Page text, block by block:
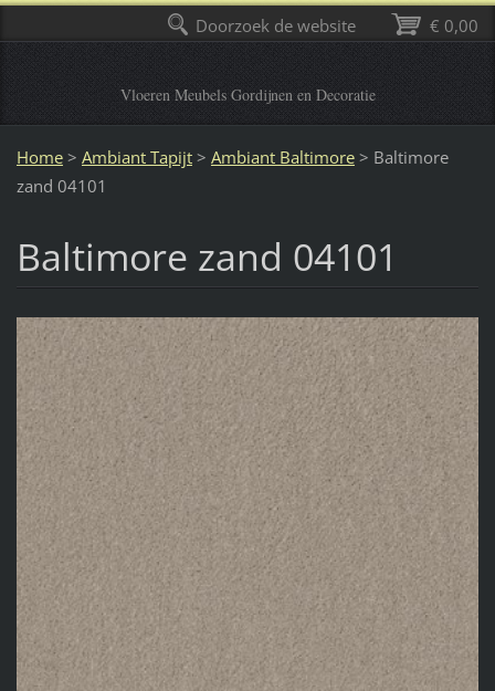
Vloeren Meubels Gordijnen en Decoratie
Home > Ambiant Tapijt > Ambiant Baltimore > Baltimore
zand 04101
Baltimore zand 04101
€ 0,00
Doorzoek de website